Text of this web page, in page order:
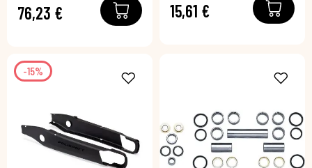
76,23 € 15,61 €
-15%